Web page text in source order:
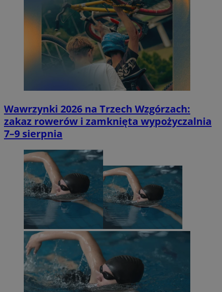
Wawrzynki 2026 na Trzech Wzgórzach:
zakaz rowerów i zamknięta wypożyczalnia
7–9 sierpnia